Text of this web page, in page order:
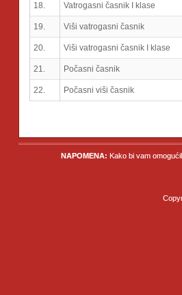
18. Vatrogasni časnik I klase
19. Viši vatrogasni časnik
20. Viši vatrogasni časnik I klase
21. Počasni časnik
22. Počasni viši časnik
NAPOMENA: Kako bi vam